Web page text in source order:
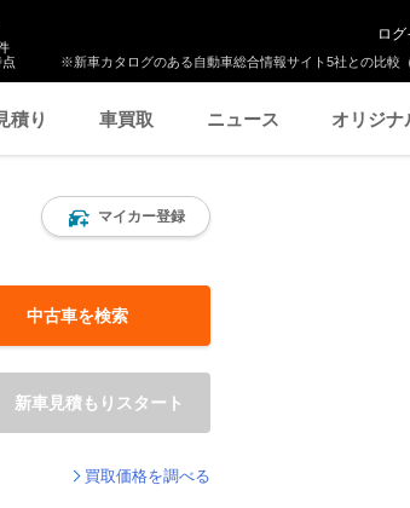
※新車カタログのある自動車総合情報サイト5社との比較
ログ
積り 車買取 ニュース オリジナ
マイカー登録
中古車を検索
新車見積もりスタート
買取価格を調べる